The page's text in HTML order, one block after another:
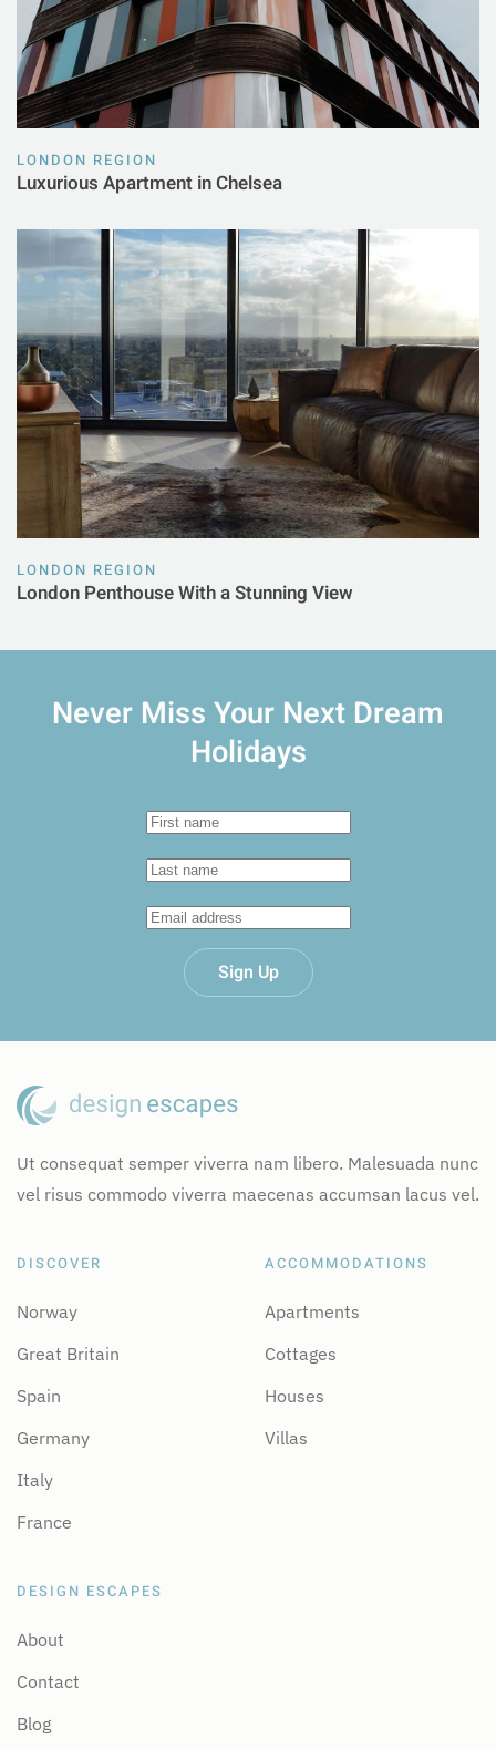
LONDON REGION
Luxurious Apartment in Chelsea
LONDON REGION
London Penthouse With a Stunning View
Never Miss Your Next Dream
Holidays
Sign Up
Ut consequat semper viverra nam libero. Malesuada nunc
vel risus commodo viverra maecenas accumsan lacus vel.
DISCOVER
Norway
Great Britain
Spain
Germany
Italy
France
ACCOMMODATIONS
Apartments
Cottages
Houses
Villas
DESIGN ESCAPES
About
Contact
Blog